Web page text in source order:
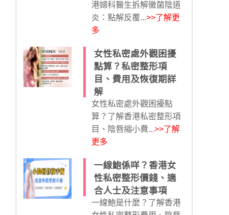
港婦科醫生拆解黴菌陰道
炎：點解反覆...>>了解更
多
女性私密處外觀困擾
點算？私密整形項
目、費用及恢復期詳
解
女性私密處外觀困擾點
算？了解香港私密整形項
目、陰唇縮小費...>>了解
更多
一線鮑係咩？香港女
性私密整形價錢、適
合人士及注意事項
一線鮑是什麼？了解香港